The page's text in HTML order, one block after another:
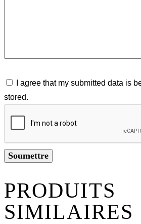
I agree that my submitted data is
stored.
PRODUITS
SIMILAIRES